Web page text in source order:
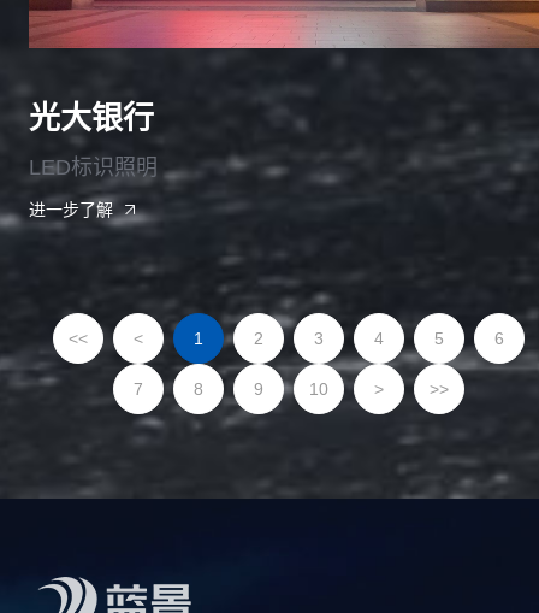
光大银行
LED标识照明
进一步了解
<< < 1 2 3 4 5 6
7 8 9 10 > >>